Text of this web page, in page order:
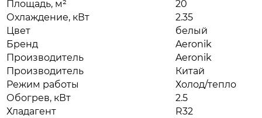
Площадь, м²
20
Охлаждение, кВт
2.35
Цвет
белый
Бренд
Aeronik
Производитель
Aeronik
Производитель
Китай
Режим работы
Холод/тепло
Обогрев, кВт
2.5
Хладагент
R32